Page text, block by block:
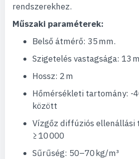
rendszerekhez.
Műszaki paraméterek:
Belső átmérő: 35 mm.
Szigetelés vastagsága: 13
Hossz: 2 m
Hőmérsékleti tartomány: -
között
Vízgőz diffúziós ellenállási
≥ 10 000
Sűrűség: 50–70 kg/m³